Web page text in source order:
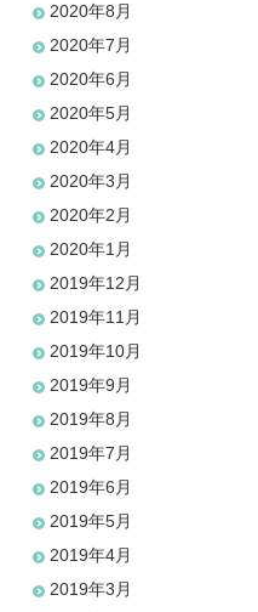
2020年8月
2020年7月
2020年6月
2020年5月
2020年4月
2020年3月
2020年2月
2020年1月
2019年12月
2019年11月
2019年10月
2019年9月
2019年8月
2019年7月
2019年6月
2019年5月
2019年4月
2019年3月